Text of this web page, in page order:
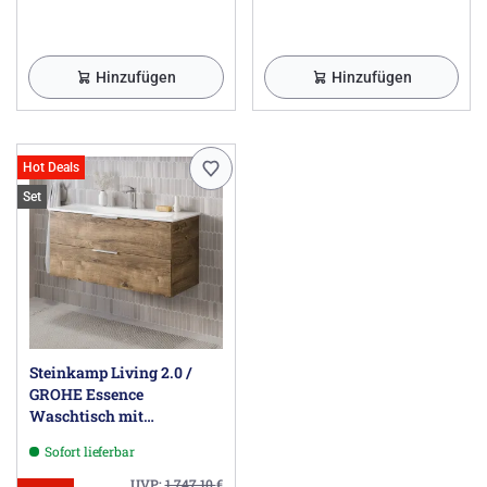
Unterputz mit Pingriff und integrierter
Sicherungskombination nach EN1717 Chrom >04/12
10445000 AXOR Starck X Einhebel-Wannenmischer
10445000 AXOR Starck X Einhebel-Wannenmischer
Unterputz Chrom 05/10 - 07/11
10445000 AXOR Starck X Einhebel-Wannenmischer
Unterputz Chrom 05/11 - 07/12
10445000 AXOR Starck X Einhebel-Wannenmischer
Unterputz Chrom >08/12
10447000 AXOR Starck X Einhebel-Wannenmischer
Unterputz mit integrierter Sicherungskombination
nach EN1717 Chrom 04/05 - 04/10
10447000 AXOR Starck X Einhebel-Wannenmischer
Unterputz mit integrierter Sicherungskombination
nach EN1717 Chrom 05/10 - 04/11
10447000 AXOR Starck X Einhebel-Wannenmischer
Hinzufügen Hinzufügen
Hot Deals
Set
Steinkamp Living 2.0 /
GROHE Essence
Waschtisch mit
Sofort lieferbar